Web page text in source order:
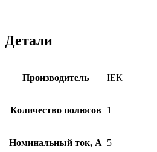
Детали
Производитель ІЕК
Количество полюсов 1
Номинальный ток, А 5